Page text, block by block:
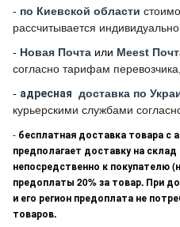
- по Киевской области
рассчитывается индивидуально
- Новая Почта или Meest
согласно тарифам
- адресная доставка по
курьерскими службами
- бесплатная доставка товара с
предполагает доставку на
непосредственно к покупателю
предоплаты 20% за товар. При
и его регион предоплата не
товаров.